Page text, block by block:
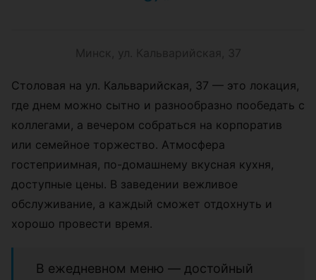
Минск, ул. Кальварийская, 37
Столовая на ул. Кальварийская, 37 — это локация,
где днем можно сытно и разнообразно пообедать с
коллегами, а вечером собраться на корпоратив
или семейное торжество. Атмосфера
гостеприимная, по-домашнему вкусная кухня,
доступные цены. В заведении вежливое
обслуживание, а каждый сможет отдохнуть и
хорошо провести время.
В ежедневном меню — достойный